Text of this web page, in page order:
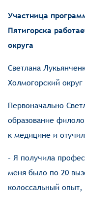
Участница
Пятигорска
округа
Светлана
Холмогорский округ
Первоначально
образование
к медицине и
– Я получила
меня было по 20
колоссальный